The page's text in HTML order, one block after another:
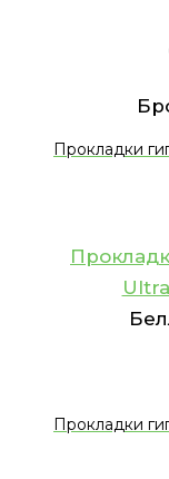
Прокладки
Прокладки